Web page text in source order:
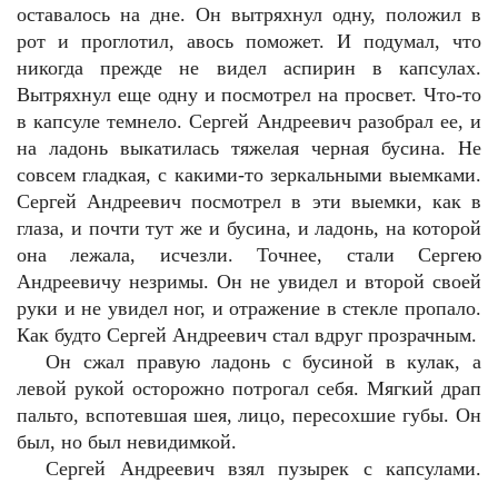
оставалось на дне. Он вытряхнул одну, положил в
рот и проглотил, авось поможет. И подумал, что
никогда прежде не видел аспирин в капсулах.
Вытряхнул еще одну и посмотрел на просвет. Что-то
в капсуле темнело. Сергей Андреевич разобрал ее, и
на ладонь выкатилась тяжелая черная бусина. Не
совсем гладкая, с какими-то зеркальными выемками.
Сергей Андреевич посмотрел в эти выемки, как в
глаза, и почти тут же и бусина, и ладонь, на которой
она лежала, исчезли. Точнее, стали Сергею
Андреевичу незримы. Он не увидел и второй своей
руки и не увидел ног, и отражение в стекле пропало.
Как будто Сергей Андреевич стал вдруг прозрачным.
Он сжал правую ладонь с бусиной в кулак, а
левой рукой осторожно потрогал себя. Мягкий драп
пальто, вспотевшая шея, лицо, пересохшие губы. Он
был, но был невидимкой.
Сергей Андреевич взял пузырек с капсулами.